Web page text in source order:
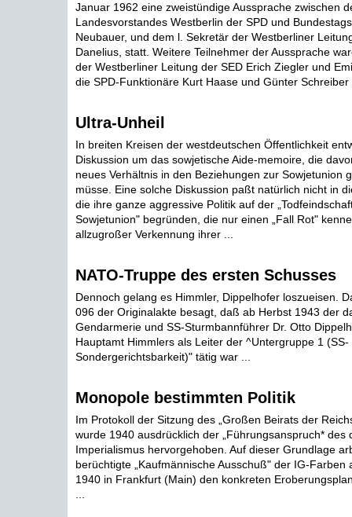
Januar 1962 eine zweistündige Aussprache zwischen
Landesvorstandes Westberlin der SPD und
Neubauer, und dem l. Sekretär der Westberliner
Danelius, statt. Weitere Teilnehmer der Aussprache
der Westberliner Leitung der SED Erich Ziegler und
die SPD-Funktionäre Kurt Haase und Günter Schreiber
Ultra-Unheil
In breiten Kreisen der westdeutschen Öffentlichkeit
Diskussion um das sowjetische Aide-memoire, die
neues Verhältnis in den Beziehungen zur Sowjetunion
müsse. Eine solche Diskussion paßt natürlich nicht in
die ihre ganze aggressive Politik auf der
Sowjetunion" begründen, die nur einen „Fall Rot"
allzugroßer Verkennung ihrer ...
NATO-Truppe des ersten Schusses
Dennoch gelang es Himmler, Dippelhofer loszueisen.
096 der Originalakte besagt, daß ab Herbst 1943 der
Gendarmerie und SS-Sturmbannführer Dr. Otto
Hauptamt Himmlers als Leiter der ^Untergruppe 1 (SS-
Sondergerichtsbarkeit)" tätig war ...
Monopole bestimmten Politik
Im Protokoll der Sitzung des „Großen Beirats der
wurde 1940 ausdrücklich der „Führungsanspruch* des
Imperialismus hervorgehoben. Auf dieser Grundlage
berüchtigte „Kaufmännische Ausschuß" der IG-Farben
1940 in Frankfurt (Main) den konkreten